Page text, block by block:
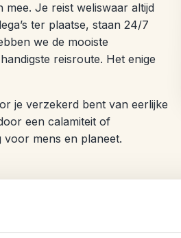
Je reist weliswaar altijd
ter plaatse, staan 24/7
we de mooiste
reisroute. Het enige
je verzekerd bent van eerlijke
een calamiteit of
voor mens en planeet.